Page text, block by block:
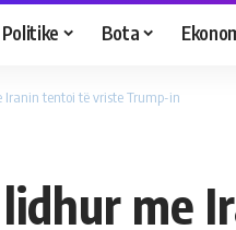
Politike Bota
Iranin tentoi të vriste Trump-in
me